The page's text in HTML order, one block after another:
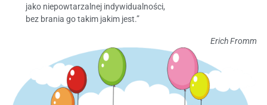
jako niepowtarzalnej indywidualności,
bez brania go takim jakim jest.”
Erich Fromm